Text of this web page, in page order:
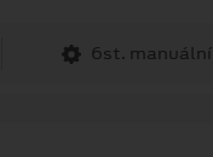
6st. manuální